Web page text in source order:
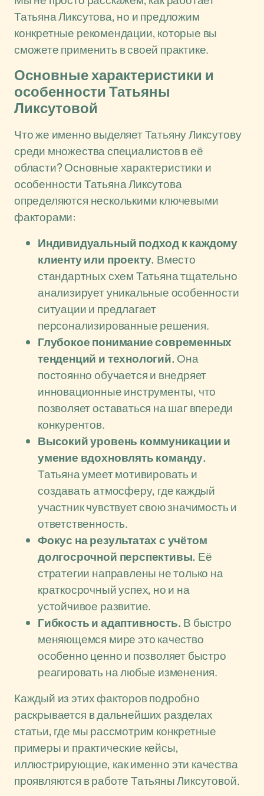
Татьяна Ликсутова, но и предложим
конкретные рекомендации, которые вы
сможете применить в своей практике.
Основные характеристики и
особенности Татьяны
Ликсутовой
Что же именно выделяет Татьяну Ликсутову
среди множества специалистов в её
области? Основные характеристики и
особенности Татьяна Ликсутова
определяются несколькими ключевыми
факторами:
Индивидуальный подход к каждому
клиенту или проекту. Вместо
стандартных схем Татьяна тщательно
анализирует уникальные особенности
ситуации и предлагает
персонализированные решения.
Глубокое понимание современных
тенденций и технологий. Она
постоянно обучается и внедряет
инновационные инструменты, что
позволяет оставаться на шаг впереди
конкурентов.
Высокий уровень коммуникации и
умение вдохновлять команду.
Татьяна умеет мотивировать и
создавать атмосферу, где каждый
участник чувствует свою значимость и
ответственность.
Фокус на результатах с учётом
долгосрочной перспективы. Её
стратегии направлены не только на
краткосрочный успех, но и на
устойчивое развитие.
Гибкость и адаптивность. В быстро
меняющемся мире это качество
особенно ценно и позволяет быстро
реагировать на любые изменения.
Каждый из этих факторов подробно
раскрывается в дальнейших разделах
статьи, где мы рассмотрим конкретные
примеры и практические кейсы,
иллюстрирующие, как именно эти качества
проявляются в работе Татьяны Ликсутовой.